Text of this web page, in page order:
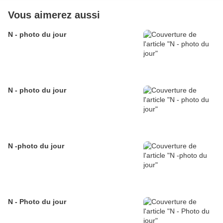
Vous aimerez aussi
N - photo du jour
N - photo du jour
N -photo du jour
N - Photo du jour